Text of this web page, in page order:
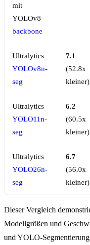
mit
YOLOv8
backbone
Ultralytics
YOLOv8n-
seg
7.1
(52.8x
kleiner)
Ultralytics
YOLO11n-
seg
6.2
(60.5x
kleiner)
Ultralytics
YOLO26n-
seg
6.7
(56.0x
kleiner)
Dieser Vergleich
Modellgrößen und
und YOLO-